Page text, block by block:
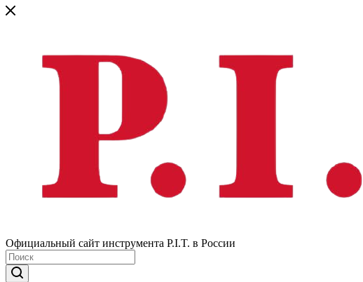
Официальный сайт инструмента P.I.T. в России